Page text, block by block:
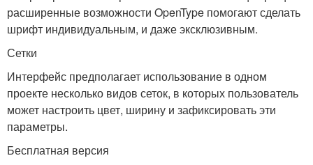
расширенные возможности OpenType помогают сделать
шрифт индивидуальным, и даже эксклюзивным.
Сетки
Интерфейс предполагает использование в одном
проекте несколько видов сеток, в которых пользователь
может настроить цвет, ширину и зафиксировать эти
параметры.
Бесплатная версия